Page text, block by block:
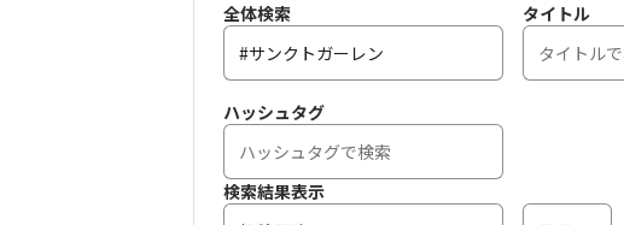
全体検索 タイトル
ハッシュタグ
検索結果表示